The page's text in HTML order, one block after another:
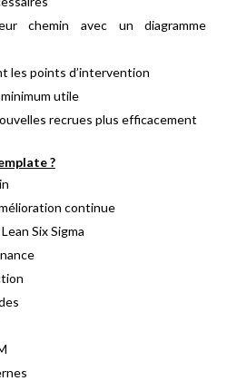
chemin avec un diagramme
les points d’intervention
utile
recrues plus efficacement
?
continue
Six Sigma